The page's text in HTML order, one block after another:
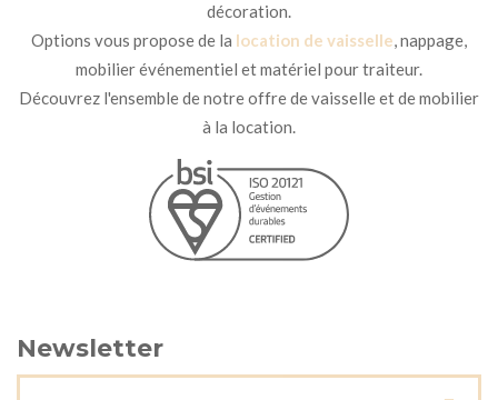
décoration.
Options vous propose de la location de vaisselle, nappage,
mobilier événementiel et matériel pour traiteur.
Découvrez l'ensemble de notre offre de vaisselle et de mobilier
à la location.
Newsletter